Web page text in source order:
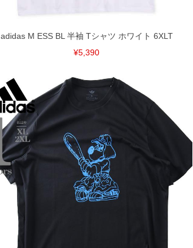
adidas M ESS BL 半袖 Tシャツ ホワイト 6XLT
¥5,390